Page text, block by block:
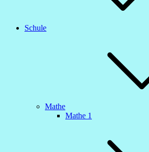
Schule
Mathe
Mathe 1